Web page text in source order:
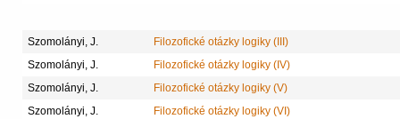
Szomolányi, J.
Filozofické otázky logiky (III)
Szomolányi, J.
Filozofické otázky logiky (IV)
Szomolányi, J.
Filozofické otázky logiky (V)
Szomolányi, J.
Filozofické otázky logiky (VI)